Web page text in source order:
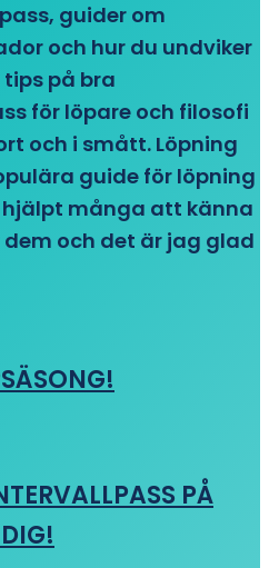
guider om
och hur du undviker
på bra
för löpare och filosofi
och i smått. Löpning
guide för löpning
många att känna
och det är jag glad
PÅ